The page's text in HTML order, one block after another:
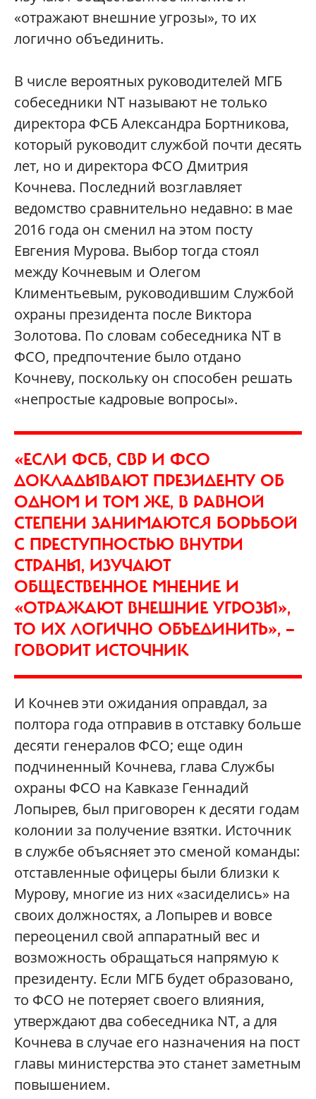
«отражают внешние угрозы», то их
логично объединить.
В числе вероятных руководителей МГБ
собеседники NT называют не только
директора ФСБ Александра Бортникова,
который руководит службой почти десять
лет, но и директора ФСО Дмитрия
Кочнева. Последний возглавляет
ведомство сравнительно недавно: в мае
2016 года он сменил на этом посту
Евгения Мурова. Выбор тогда стоял
между Кочневым и Олегом
Климентьевым, руководившим Службой
охраны президента после Виктора
Золотова. По словам собеседника NT в
ФСО, предпочтение было отдано
Кочневу, поскольку он способен решать
«непростые кадровые вопросы».
«ЕСЛИ ФСБ, СВР И ФСО
ДОКЛАДЫВАЮТ ПРЕЗИДЕНТУ ОБ
ОДНОМ И ТОМ ЖЕ, В РАВНОЙ
СТЕПЕНИ ЗАНИМАЮТСЯ БОРЬБОЙ
С ПРЕСТУПНОСТЬЮ ВНУТРИ
СТРАНЫ, ИЗУЧАЮТ
ОБЩЕСТВЕННОЕ МНЕНИЕ И
«ОТРАЖАЮТ ВНЕШНИЕ УГРОЗЫ»,
ТО ИХ ЛОГИЧНО ОБЪЕДИНИТЬ», —
ГОВОРИТ ИСТОЧНИК
И Кочнев эти ожидания оправдал, за
полтора года отправив в отставку больше
десяти генералов ФСО; еще один
подчиненный Кочнева, глава Службы
охраны ФСО на Кавказе Геннадий
Лопырев, был приговорен к десяти годам
колонии за получение взятки. Источник
в службе объясняет это сменой команды:
отставленные офицеры были близки к
Мурову, многие из них «засиделись» на
своих должностях, а Лопырев и вовсе
переоценил свой аппаратный вес и
возможность обращаться напрямую к
президенту. Если МГБ будет образовано,
то ФСО не потеряет своего влияния,
утверждают два собеседника NT, а для
Кочнева в случае его назначения на пост
главы министерства это станет заметным
повышением.